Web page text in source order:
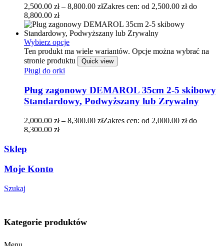
2,500.00 zł – 8,800.00 złZakres cen: od 2,500.00 zł do
8,800.00 zł
Wybierz opcje
Ten produkt ma wiele wariantów. Opcje można wybrać na
stronie produktu
Quick view
Pługi do orki
Pług zagonowy DEMAROL 35cm 2-5 skibowy
Standardowy, Podwyższany lub Zrywalny
2,000.00 zł – 8,300.00 złZakres cen: od 2,000.00 zł do
8,300.00 zł
Sklep
Moje Konto
Szukaj
Kategorie produktów